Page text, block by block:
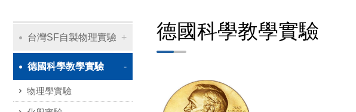
德國科學教學實驗
台灣SF自製物理實驗
德國科學教學實驗
物理學實驗